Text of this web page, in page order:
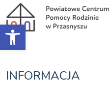
Open toolbar
INFORMACJA